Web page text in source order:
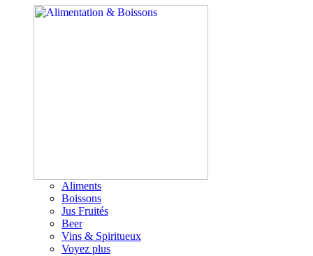
Aliments
Boissons
Jus Fruités
Beer
Vins & Spiritueux
Voyez plus